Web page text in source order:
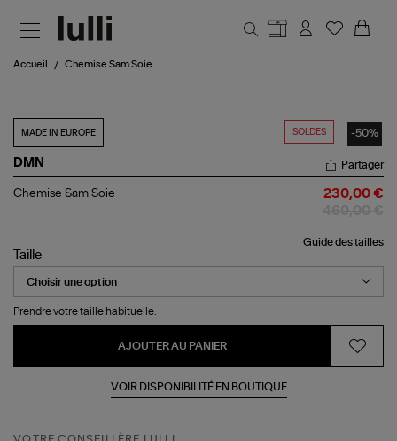
Accueil Chemise Sam Soie
SOLDES -50%
MADE IN EUROPE
DMN
Chemise
Partager
Chemise Sam Soie 230,00 €
Guide des tailles
Taille
Prendre votre taille habituelle.
AJOUTER AU PANIER
VOIR DISPONIBILITÉ EN BOUTIQUE